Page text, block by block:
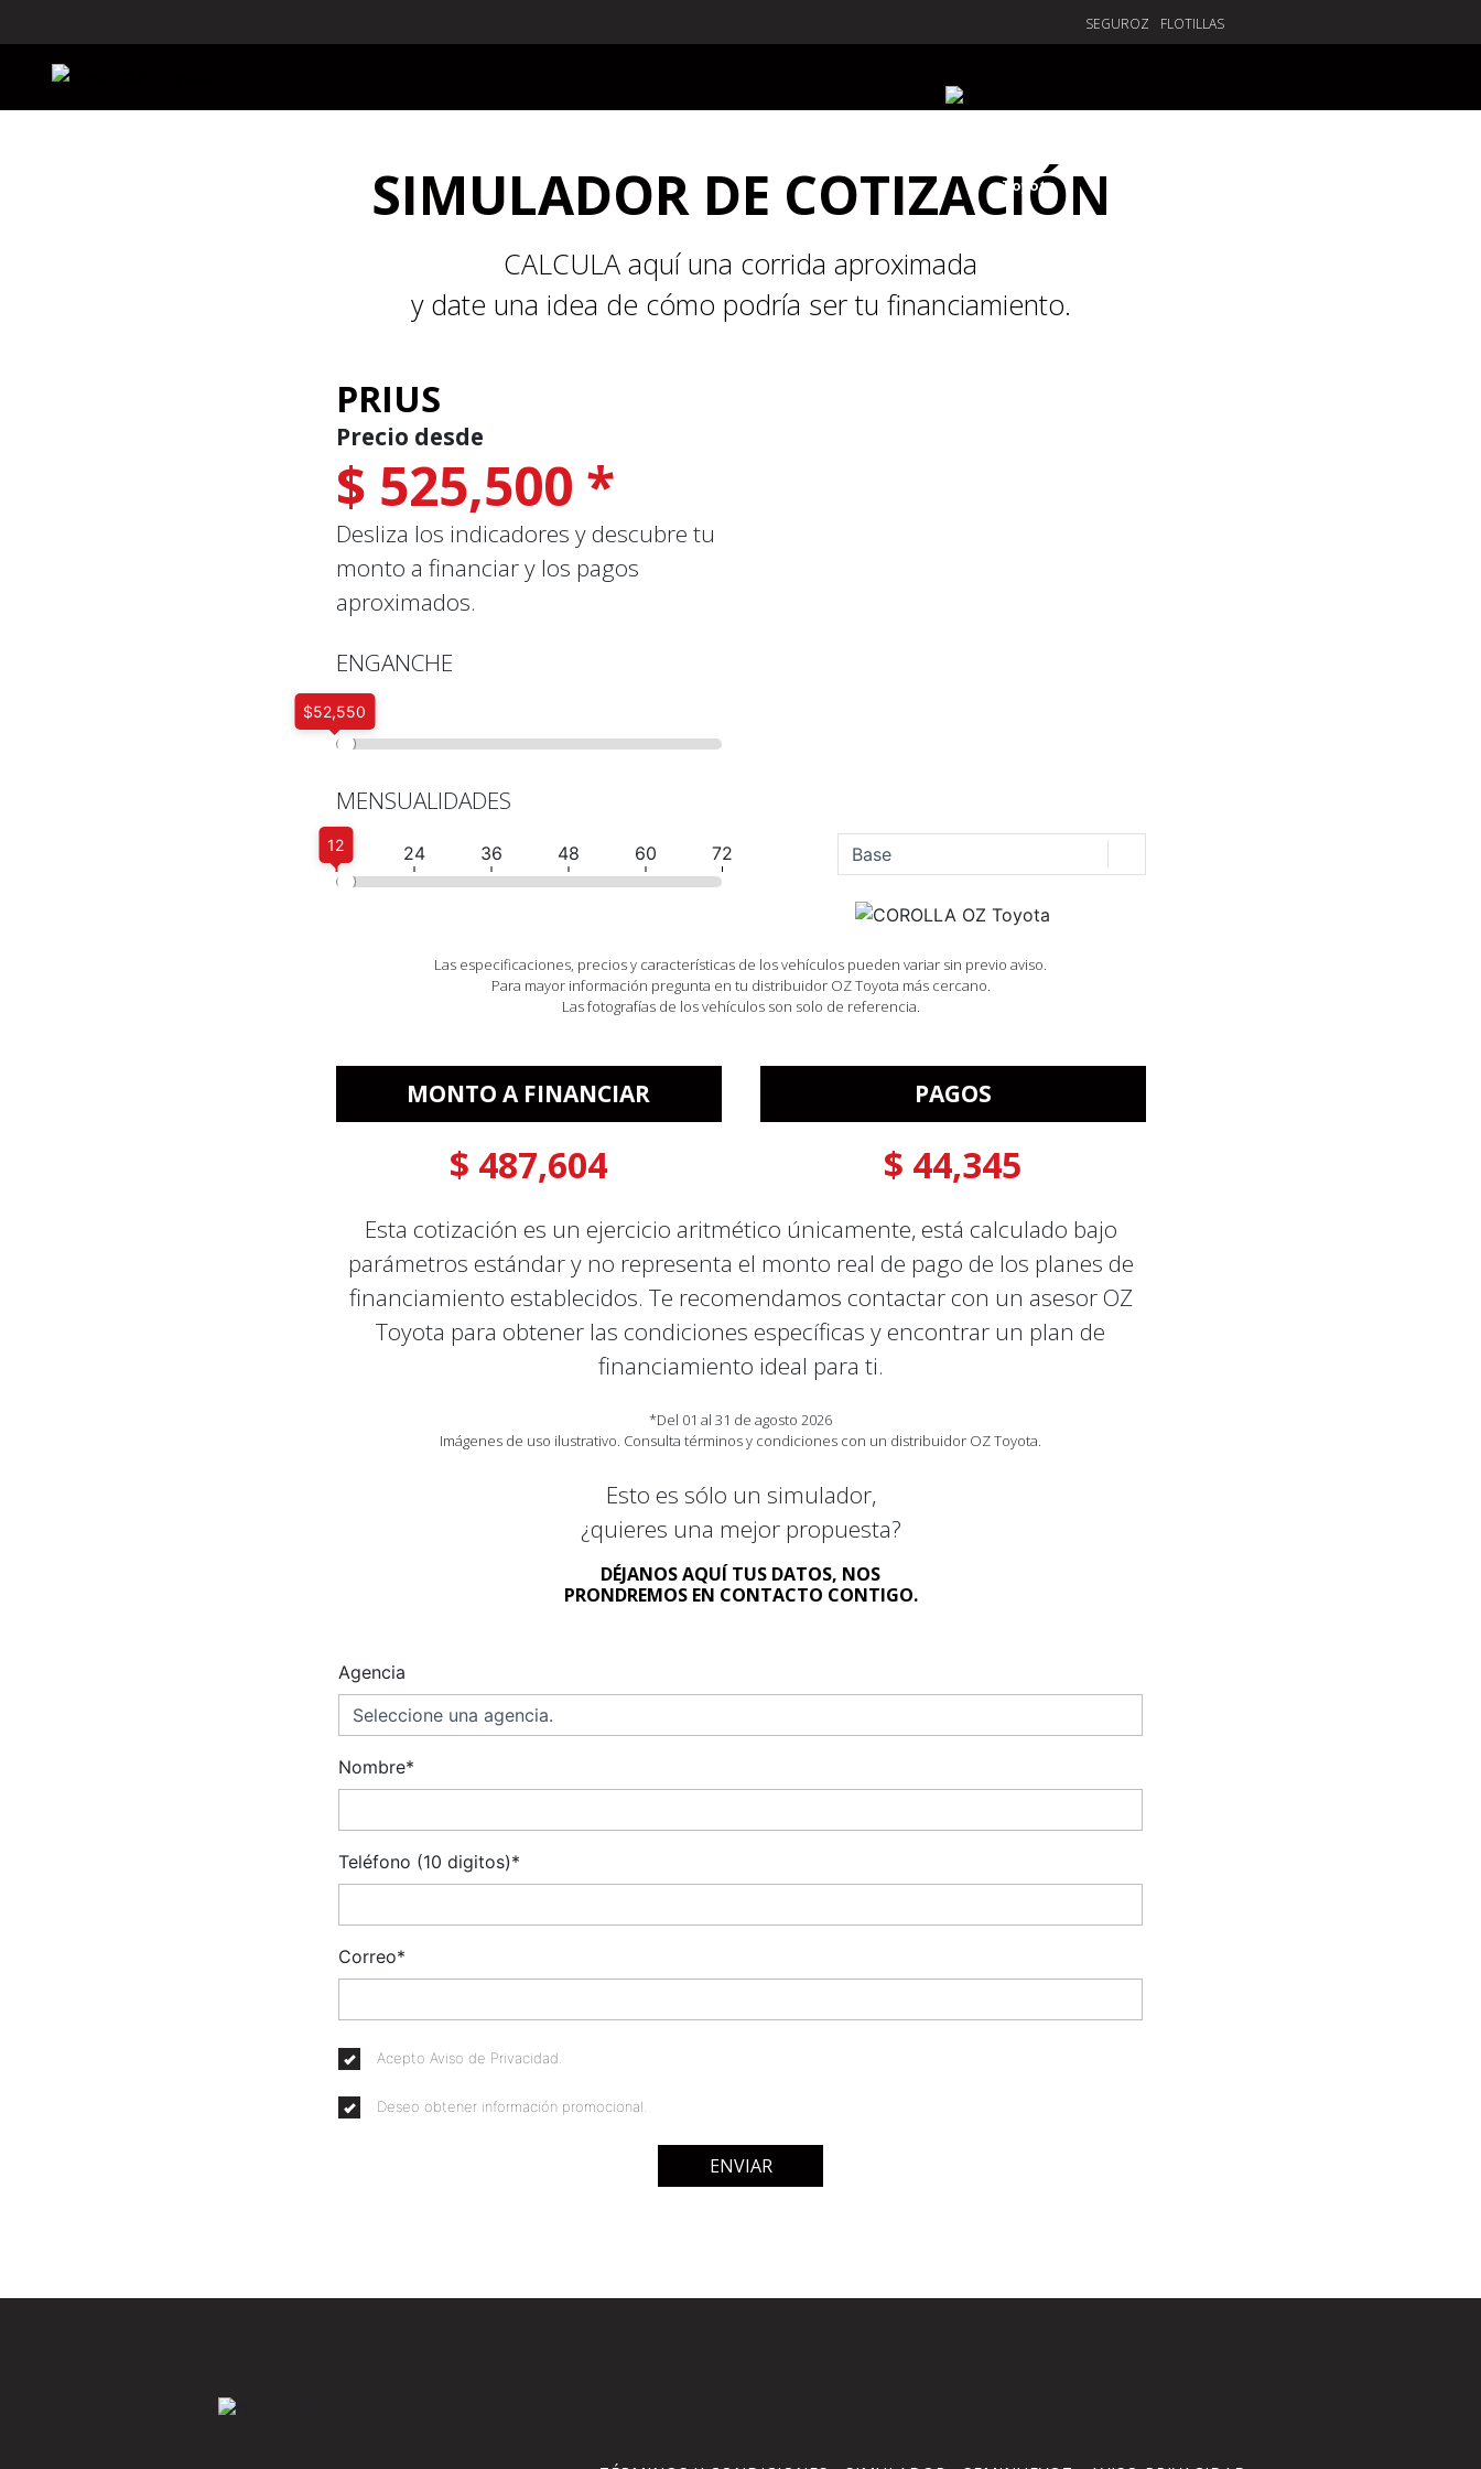
SEGUROZ FLOTILLAS
SIMULADOR DE COTIZACIÓN
CALCULA aquí una corrida aproximada
y date una idea de cómo podría ser tu financiamiento.
PRIUS
Precio desde
$ 525,500 *
Desliza los indicadores y descubre tu
monto a financiar y los pagos
aproximados.
ENGANCHE
$52,550
MENSUALIDADES
12 24 36 48 60 72
12
Las especificaciones, precios y características de los vehículos pueden variar sin previo aviso.
Para mayor información pregunta en tu distribuidor OZ Toyota más cercano.
Las fotografías de los vehículos son solo de referencia.
MONTO A FINANCIAR
$ 487,604
PAGOS
$ 44,345
Esta cotización es un ejercicio aritmético únicamente, está calculado bajo
parámetros estándar y no representa el monto real de pago de los planes de
financiamiento establecidos. Te recomendamos contactar con un asesor OZ
Toyota para obtener las condiciones específicas y encontrar un plan de
financiamiento ideal para ti.
*Del 01 al 31 de agosto 2026
Imágenes de uso ilustrativo. Consulta términos y condiciones con un distribuidor OZ Toyota.
Esto es sólo un simulador,
¿quieres una mejor propuesta?
DÉJANOS AQUÍ TUS DATOS, NOS
PRONDREMOS EN CONTACTO CONTIGO.
Agencia
Nombre*
Teléfono (10 digitos)*
Correo*
Acepto Aviso de Privacidad.
Deseo obtener información promocional.
ENVIAR